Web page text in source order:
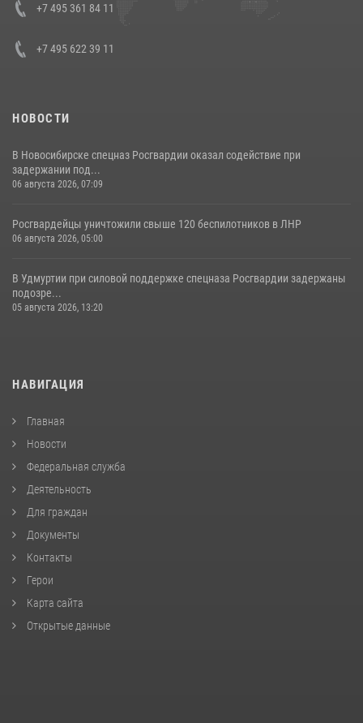
+7 495 361 84 11
+7 495 622 39 11
НОВОСТИ
В Новосибирске спецназ Росгвардии оказал содействие при
задержании под...
06 августа 2026, 07:09
Росгвардейцы уничтожили свыше 120 беспилотников в ЛНР
06 августа 2026, 05:00
В Удмуртии при силовой поддержке спецназа Росгвардии задержаны
подозре...
05 августа 2026, 13:20
НАВИГАЦИЯ
Главная
Новости
Федеральная служба
Деятельность
Для граждан
Документы
Контакты
Герои
Карта сайта
Открытые данные